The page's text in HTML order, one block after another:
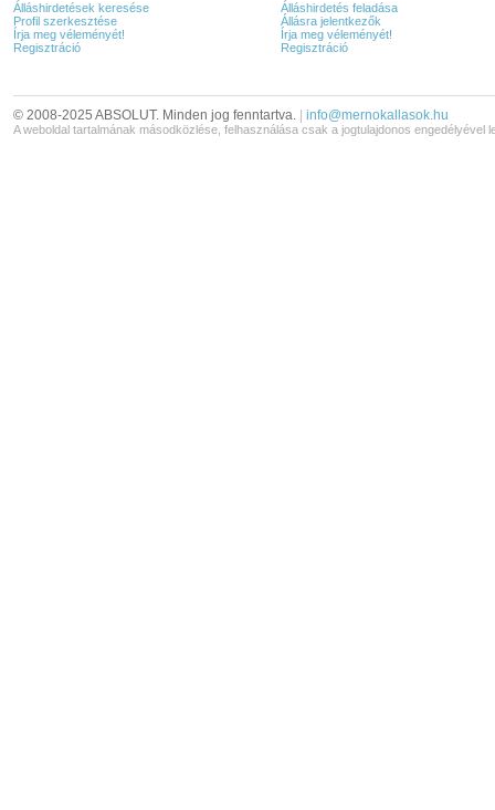
Álláshirdetések keresése
Profil szerkesztése
Írja meg véleményét!
Regisztráció
Álláshirdetés feladása
Állásra jelentkezők
Írja meg véleményét!
Regisztráció
© 2008-2025 ABSOLUT. Minden jog fenntartva. info@mernokallasok.hu
A weboldal tartalmának másodközlése, felhasználása csak a jogtulajdonos engedélyével